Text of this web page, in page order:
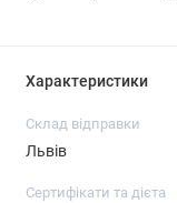
Характеристики
Склад відправки
Львів
Сертифікати та дієта